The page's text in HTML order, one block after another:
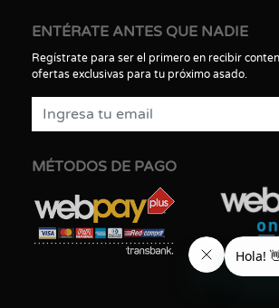
ENTÉRATE ANTES QUE NADIE
Regístrate para ser el primero en recibir
ofertas exclusivas para tu próximo asado.
MÉTODOS DE PAGO